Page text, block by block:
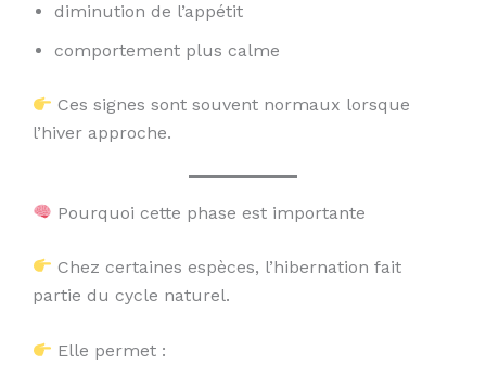
diminution de l’appétit
comportement plus calme
Ces signes sont souvent normaux lorsque
l’hiver approche.
Pourquoi cette phase est importante
Chez certaines espèces, l’hibernation fait
partie du cycle naturel.
Elle permet :